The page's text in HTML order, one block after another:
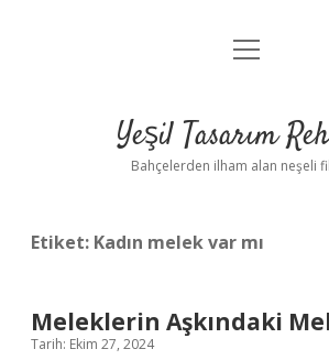
Anasayfa
Yasal Uyarı
menüyü
Yeşil Tasarım
Bahçelerden ilham alan neşeli
Etiket: Kadın melek var mı
Meleklerin Aşkındaki
Tarih: Ekim 27, 2024